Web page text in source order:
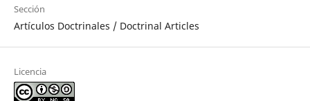
Sección
Artículos Doctrinales / Doctrinal Articles
Licencia